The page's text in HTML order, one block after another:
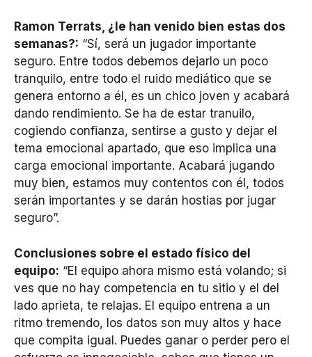
Ramon Terrats, ¿le han venido bien estas dos
semanas?: “Sí, será un jugador importante
seguro. Entre todos debemos dejarlo un poco
tranquilo, entre todo el ruido mediático que se
genera entorno a él, es un chico joven y acabará
dando rendimiento. Se ha de estar tranuilo,
cogiendo confianza, sentirse a gusto y dejar el
tema emocional apartado, que eso implica una
carga emocional importante. Acabará jugando
muy bien, estamos muy contentos con él, todos
serán importantes y se darán hostias por jugar
seguro”.
Conclusiones sobre el estado físico del
equipo: “El equipo ahora mismo está volando; si
ves que no hay competencia en tu sitio y el del
lado aprieta, te relajas. El equipo entrena a un
ritmo tremendo, los datos son muy altos y hace
que compita igual. Puedes ganar o perder pero el